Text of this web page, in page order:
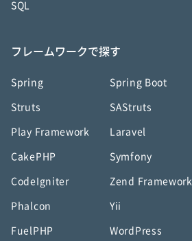
SQL
フレームワークで探す
Spring Spring Boot
Struts SAStruts
Play Framework Laravel
CakePHP Symfony
CodeIgniter Zend Framework
Phalcon Yii
FuelPHP WordPress